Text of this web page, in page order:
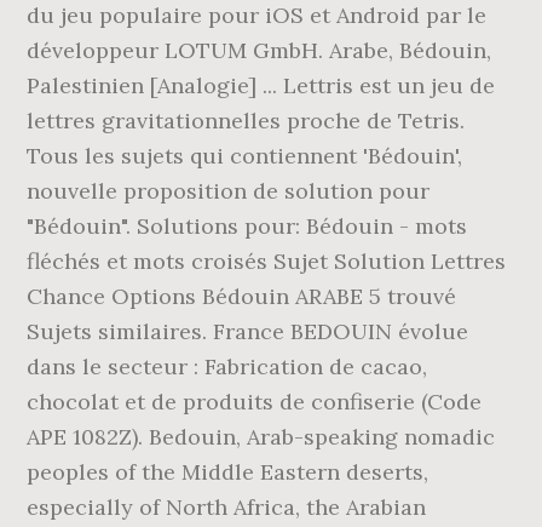
du jeu populaire pour iOS et Android par le
développeur LOTUM GmbH. Arabe, Bédouin,
Palestinien [Analogie] ... Lettris est un jeu de
lettres gravitationnelles proche de Tetris.
Tous les sujets qui contiennent 'Bédouin',
nouvelle proposition de solution pour
"Bédouin". Solutions pour: Bédouin - mots
fléchés et mots croisés Sujet Solution Lettres
Chance Options Bédouin ARABE 5 trouvé
Sujets similaires. France BEDOUIN évolue
dans le secteur : Fabrication de cacao,
chocolat et de produits de confiserie (Code
APE 1082Z). Bedouin, Arab-speaking nomadic
peoples of the Middle Eastern deserts,
especially of North Africa, the Arabian